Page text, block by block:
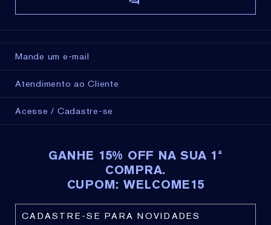
Mande um e-mail
Atendimento ao Cliente
Acesse / Cadastre-se
GANHE 15% OFF NA SUA 1ª
COMPRA.
CUPOM: WELCOME15